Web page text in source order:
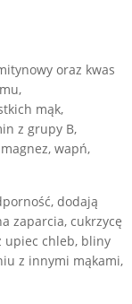
oraz kwas
mąk,
z grupy B,
wapń,
dodają
zaparcia, cukrzycę
upiec chleb, bliny
z innymi mąkami,